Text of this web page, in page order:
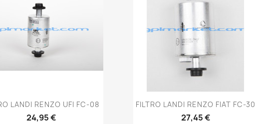
Anteprima
LANDI RENZO UFI FC-08
24,95 €
Anteprima
FILTRO LANDI RENZO FIAT FC-30
27,45 €